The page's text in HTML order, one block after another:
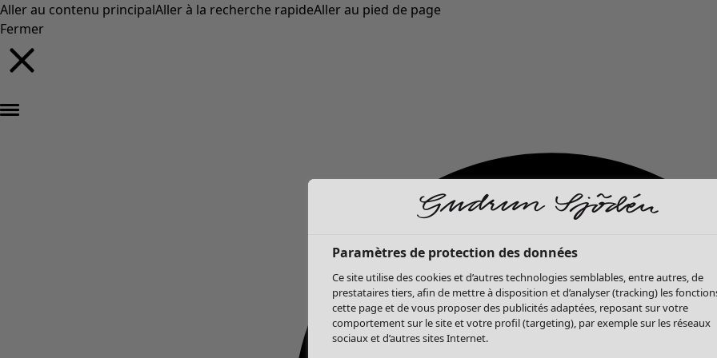
Aller au contenu principalAller à la recherche rapideAller au pied de page
Fermer
Paramètres de protection des données
Ce site utilise des cookies et d’autres technologies semblables, entre autres, de
prestataires tiers, afin de mettre à disposition et d’analyser (tracking) les
cette page et de vous proposer des publicités adaptées, reposant sur votre
comportement sur le site et votre profil (targeting), par exemple sur les réseaux
sociaux et d’autres sites Internet.